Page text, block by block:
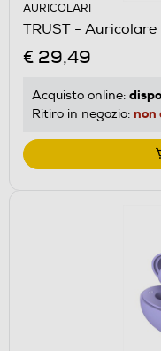
AURICOLARI
TRUST -
€ 29,49
Acquisto online:
Ritiro in negozio: non